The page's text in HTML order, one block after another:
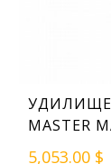
УДИЛИЩЕ
MASTER
5,053.00 $